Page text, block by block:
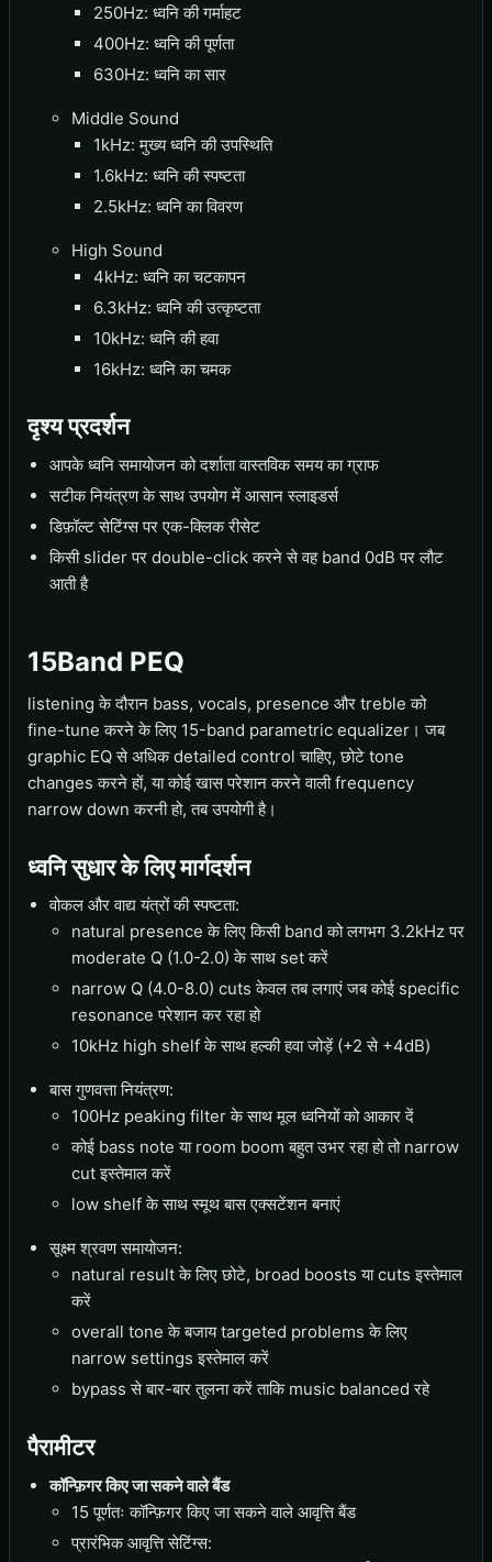
250Hz: ध्वनि की गर्माहट
400Hz: ध्वनि की पूर्णता
630Hz: ध्वनि का सार
Middle Sound
1kHz: मुख्य ध्वनि की उपस्थिति
1.6kHz: ध्वनि की स्पष्टता
2.5kHz: ध्वनि का विवरण
High Sound
4kHz: ध्वनि का चटकापन
6.3kHz: ध्वनि की उत्कृष्टता
10kHz: ध्वनि की हवा
16kHz: ध्वनि का चमक
दृश्य प्रदर्शन
आपके ध्वनि समायोजन को दर्शाता वास्तविक समय का ग्राफ
सटीक नियंत्रण के साथ उपयोग में आसान स्लाइडर्स
डिफ़ॉल्ट सेटिंग्स पर एक-क्लिक रीसेट
किसी slider पर double-click करने से वह band 0dB पर लौट
आती है
15Band PEQ
listening के दौरान bass, vocals, presence और treble को
fine-tune करने के लिए 15-band parametric equalizer। जब
graphic EQ से अधिक detailed control चाहिए, छोटे tone
changes करने हों, या कोई खास परेशान करने वाली frequency
narrow down करनी हो, तब उपयोगी है।
ध्वनि सुधार के लिए मार्गदर्शन
वोकल और वाद्य यंत्रों की स्पष्टता:
natural presence के लिए किसी band को लगभग 3.2kHz पर
moderate Q (1.0-2.0) के साथ set करें
narrow Q (4.0-8.0) cuts केवल तब लगाएं जब कोई specific
resonance परेशान कर रहा हो
10kHz high shelf के साथ हल्की हवा जोड़ें (+2 से +4dB)
बास गुणवत्ता नियंत्रण:
100Hz peaking filter के साथ मूल ध्वनियों को आकार दें
कोई bass note या room boom बहुत उभर रहा हो तो narrow
cut इस्तेमाल करें
low shelf के साथ स्मूथ बास एक्सटेंशन बनाएं
सूक्ष्म श्रवण समायोजन:
natural result के लिए छोटे, broad boosts या cuts इस्तेमाल
करें
overall tone के बजाय targeted problems के लिए
narrow settings इस्तेमाल करें
bypass से बार-बार तुलना करें ताकि music balanced रहे
पैरामीटर
कॉन्फ़िगर किए जा सकने वाले बैंड
15 पूर्णतः कॉन्फ़िगर किए जा सकने वाले आवृत्ति बैंड
प्रारंभिक आवृत्ति सेटिंग्स: